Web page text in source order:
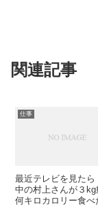
関連記事
仕事
最近テレビを見た
中の村上さんが３kg
何キロカロリー食